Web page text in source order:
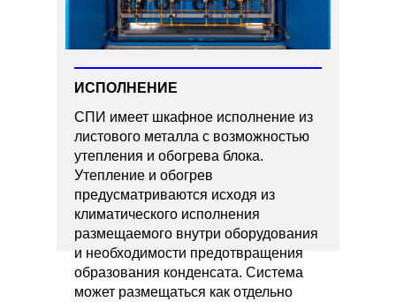
ИСПОЛНЕНИЕ
СПИ имеет шкафное исполнение из
листового металла с возможностью
утепления и обогрева блока.
Утепление и обогрев
предусматриваются исходя из
климатического исполнения
размещаемого внутри оборудования
и необходимости предотвращения
образования конденсата. Система
может размещаться как отдельно
Скачать опросный лист